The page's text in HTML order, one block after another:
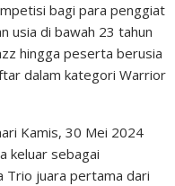
bagi para penggiat
usia di bawah 23 tahun
hingga peserta berusia
dalam kategori Warrior
Kamis, 30 Mei 2024
keluar sebagai
Trio juara pertama dari